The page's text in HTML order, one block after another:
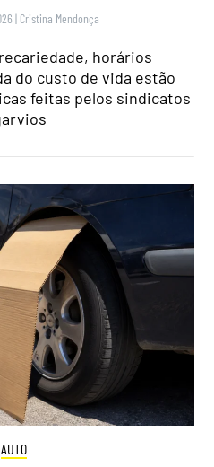
| Cristina Mendonça
horários
do custo de vida estão
feitas pelos sindicatos
AUTO